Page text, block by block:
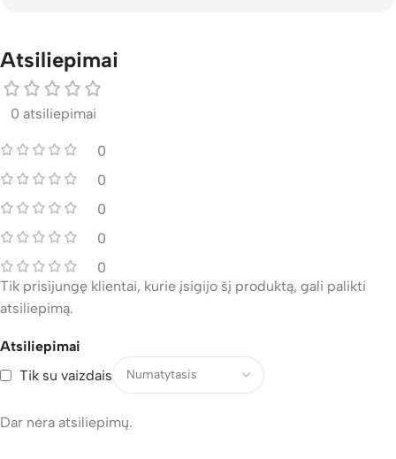
Atsiliepimai
0 atsiliepimai
0
0
0
0
0
Atsiliepimai
Tik su vaizdais
Dar nėra atsiliepimų.
Tik prisijungę klientai, kurie įsigijo šį produktą, gali palikti
atsiliepimą.